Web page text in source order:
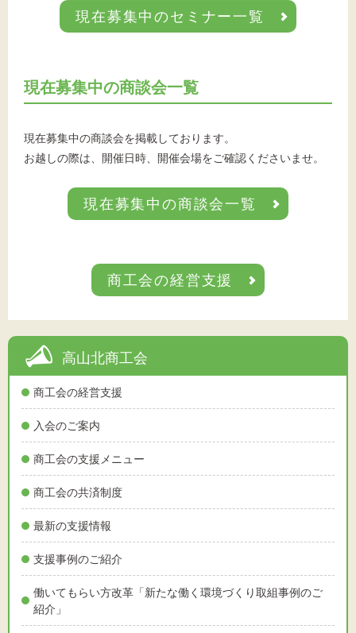
高山北商工会
商工会の経営支援
入会のご案内
商工会の支援メニュー
商工会の共済制度
最新の支援情報
支援事例のご紹介
働いてもらい方改革「新たな働く環境づくり取組事例のご
紹介」
現在募集中のセミナー一覧
現在募集中の商談会一覧
現在募集中の商談会を掲載しております。
お越しの際は、開催日時、開催会場をご確認くださいませ。
現在募集中の商談会一覧
商工会の経営支援